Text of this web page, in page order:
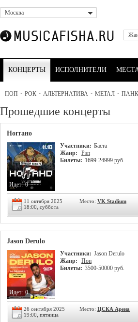
Москва
КОНЦЕРТЫ ИСПОЛНИТЕЛИ
ПОП • РОК • АЛЬТЕРНАТИВА • МЕТАЛ •
Прошедшие концерты
Ноггано
Участники: Баста
Жанр:
Рэп
Билеты: 1699-24999 руб.
Идет: 0
11 октября 2025
18:00, суббота
Место: VK Stadium
Jason Derulo
Участники: Jason Derulo
Жанр:
Поп
Билеты: 3500-50000 руб.
Идет: 0
26 сентября 2025
19:00, пятница
Место: ЦСКА Арена